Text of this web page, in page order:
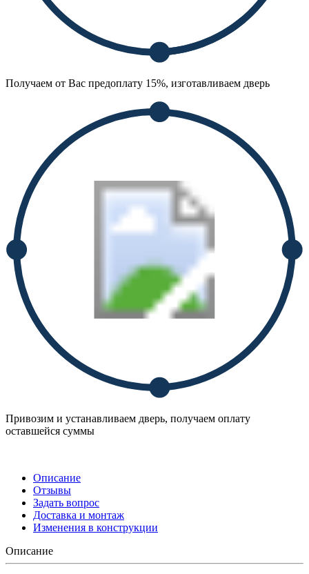
Получаем от Вас предоплату 15%, изготавливаем дверь
Привозим и устанавливаем дверь, получаем оплату
оставшейся суммы
Описание
Отзывы
Задать вопрос
Доставка и монтаж
Изменения в конструкции
Описание